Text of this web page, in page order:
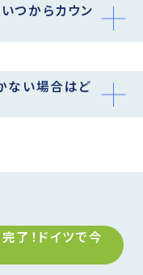
つからカウン
ない場合はど
了！ ドイツで今